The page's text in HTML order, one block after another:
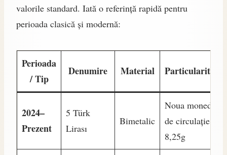
valorile standard. Iată o referință rapidă pentru
perioada clasică și modernă:
Perioada
/ Tip
Denumire Material Particularitate
2024–
Prezent
5 Türk
Lirası
Bimetalic
Noua monedă
de circulație,
8,25g